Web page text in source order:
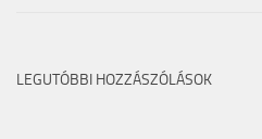
LEGUTÓBBI HOZZÁSZÓLÁSOK